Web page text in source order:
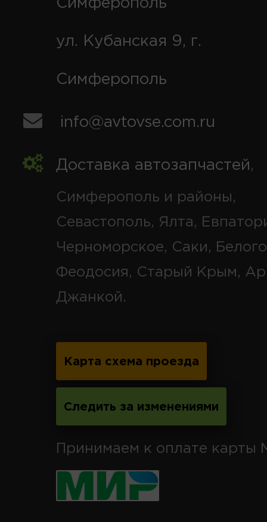
Симферополь
ул. Кубанская 9, г.
Симферополь
info@avtovse.com.ru
Доставка автозапчастей,
Симферополь и районы,
Севастополь, Ялта,
Черноморское, Саки,
Феодосия, Старый Крым,
Джанкой.
Карта схема проезда
Следить за изменениями
Принимаем к оплате карты